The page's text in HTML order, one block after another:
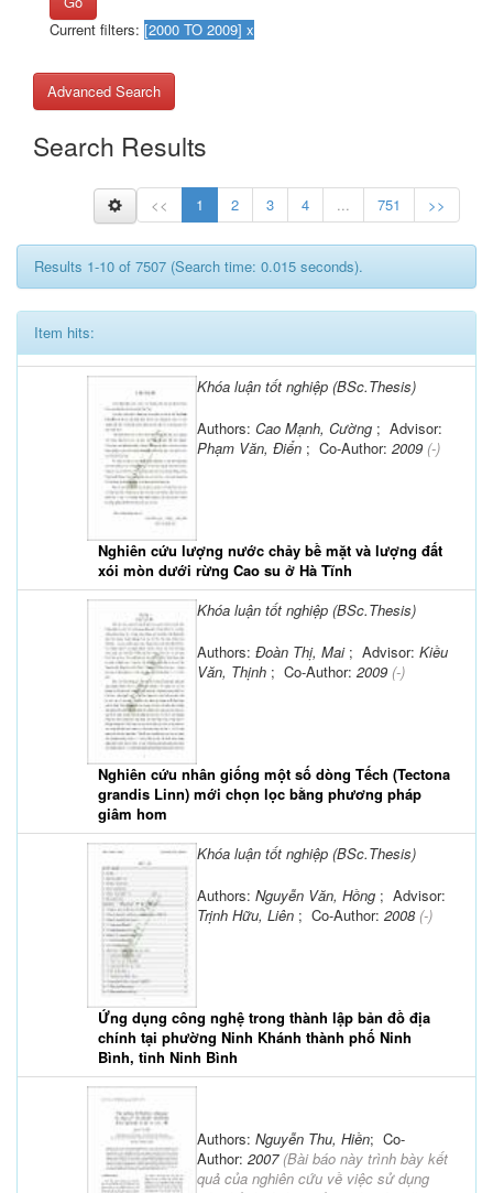
Current filters:
Advanced Search
Search Results
<< 1 2 3 4 ... 751 >>
Results 1-10 of 7507 (Search time: 0.015 seconds).
Item hits:
Khóa luận tốt nghiệp (BSc.Thesis)
Nghiên cứu lượng nước chảy bề mặt và lượng đất
xói mòn dưới rừng Cao su ở Hà Tĩnh
Authors: Cao Mạnh, Cường ; Advisor:
Phạm Văn, Điển ; Co-Author: 2009 (-)
Khóa luận tốt nghiệp (BSc.Thesis)
Nghiên cứu nhân giống một số dòng Tếch (Tectona
grandis Linn) mới chọn lọc bằng phương pháp
giâm hom
Authors: Đoàn Thị, Mai ; Advisor: Kiều
Văn, Thịnh ; Co-Author: 2009 (-)
Khóa luận tốt nghiệp (BSc.Thesis)
Ứng dụng công nghệ trong thành lập bản đồ địa
chính tại phường Ninh Khánh thành phố Ninh
Bình, tỉnh Ninh Bình
Authors: Nguyễn Văn, Hồng ; Advisor:
Trịnh Hữu, Liên ; Co-Author: 2008 (-)
Authors: Nguyễn Thu, Hiền; Co-
Author: 2007(Bài báo này trình bày kết
quả của nghiên cứu về việc sử dụng